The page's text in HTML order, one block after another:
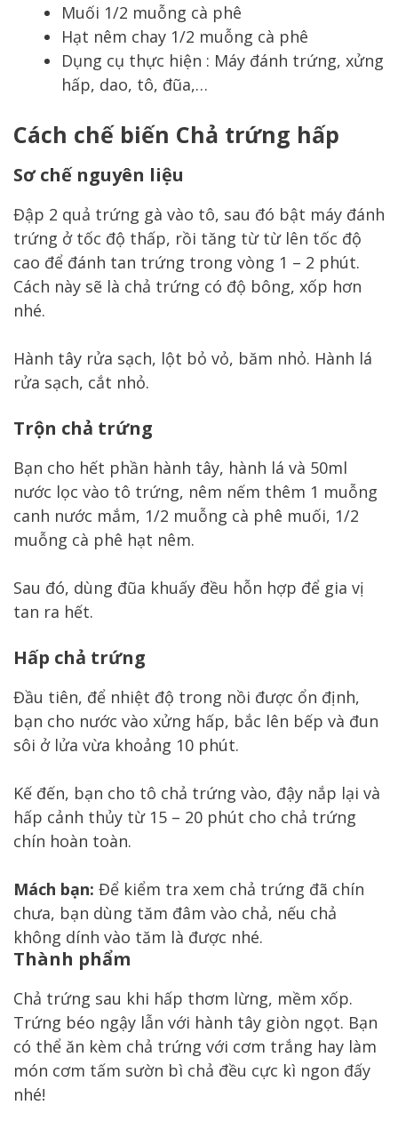
Muối 1/2 muỗng cà phê
Hạt nêm chay 1/2 muỗng cà phê
Dụng cụ thực hiện : Máy đánh trứng, xửng
hấp, dao, tô, đũa,…
Cách chế biến Chả trứng hấp
Sơ chế nguyên liệu
Đập 2 quả trứng gà vào tô, sau đó bật máy đánh
trứng ở tốc độ thấp, rồi tăng từ từ lên tốc độ
cao để đánh tan trứng trong vòng 1 – 2 phút.
Cách này sẽ là chả trứng có độ bông, xốp hơn
nhé.
Hành tây rửa sạch, lột bỏ vỏ, băm nhỏ. Hành lá
rửa sạch, cắt nhỏ.
Trộn chả trứng
Bạn cho hết phần hành tây, hành lá và 50ml
nước lọc vào tô trứng, nêm nếm thêm 1 muỗng
canh nước mắm, 1/2 muỗng cà phê muối, 1/2
muỗng cà phê hạt nêm.
Sau đó, dùng đũa khuấy đều hỗn hợp để gia vị
tan ra hết.
Hấp chả trứng
Đầu tiên, để nhiệt độ trong nồi được ổn định,
bạn cho nước vào xửng hấp, bắc lên bếp và đun
sôi ở lửa vừa khoảng 10 phút.
Kế đến, bạn cho tô chả trứng vào, đậy nắp lại và
hấp cảnh thủy từ 15 – 20 phút cho chả trứng
chín hoàn toàn.
Mách bạn: Để kiểm tra xem chả trứng đã chín
chưa, bạn dùng tăm đâm vào chả, nếu chả
không dính vào tăm là được nhé.
Thành phẩm
Chả trứng sau khi hấp thơm lừng, mềm xốp.
Trứng béo ngậy lẫn với hành tây giòn ngọt. Bạn
có thể ăn kèm chả trứng với cơm trắng hay làm
món cơm tấm sườn bì chả đều cực kì ngon đấy
nhé!